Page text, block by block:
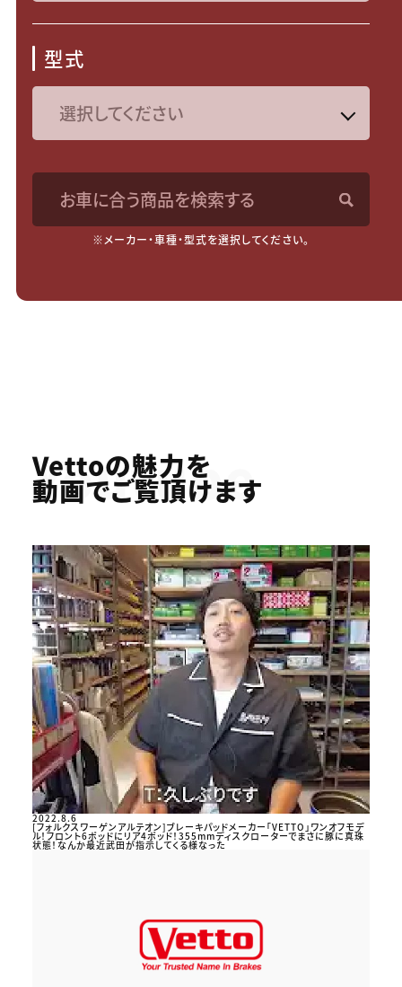
型式
お車に合う商品を検索する
※メーカー・車種・型式を選択してください。
Youtube
Vettoの魅力を
動画でご覧頂けます
2022.8.6
[フォルクスワーゲンアルテオン]ブレーキパッドメーカー「VETTO」ワンオフモデ
ル！フロント6ポッドにリア4ポッド！355mmディスクローターでまさに豚に真珠
状態！なんか最近武田が指示してくる様なった